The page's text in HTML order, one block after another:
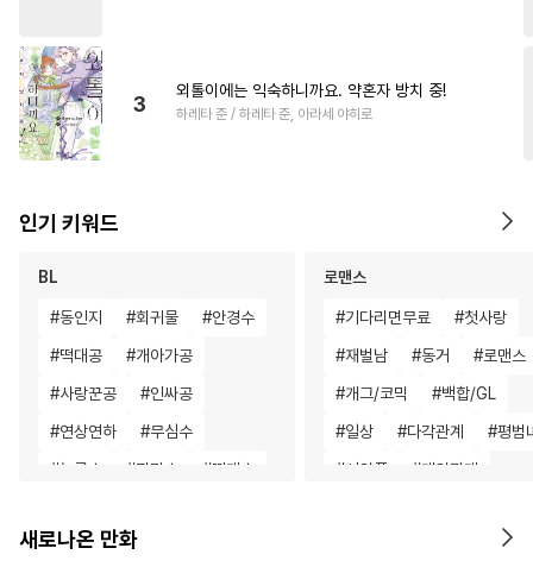
3
외톨이에는 익숙하니까요. 약혼자 방치 중!
하레타 준 / 하레타 준, 아라세 야히로
인기 키워드
BL
#동인지 #회귀물 #안경수
#떡대공 #개아가공
#사랑꾼공 #인싸공
#연상연하 #무심수
#능글수 #잔망수 #떡대수
#연상수 #광공
로맨스
#기다리면무료 #첫사랑
#재벌남 #동거 #로맨스
#개그/코믹 #백합/GL
#일상 #다각관계 #평범
# 서양풍 #계약관계
다정
새로나온 만화